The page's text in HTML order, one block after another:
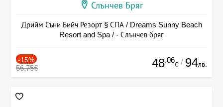
Слънчев Бряг
Дрийм Съни Бийч Резорт § СПА / Dreams Sunny Beach
Resort and Spa / - Слънчев бряг
-15%
56.75€ 48.06
€ / 94лв.